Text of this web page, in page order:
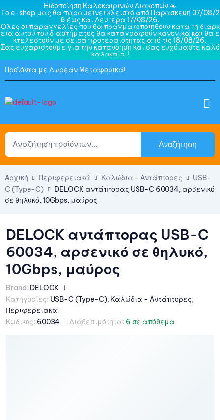
Ειδοποίηση Καλοκαιρινών Διακοπών ☀️
Το e-shop μας θα παραμείνει κλειστό από Παρασκευή 07/08/2
6 έως και Δευτέρα 17/08/26.
Όλες οι παραγγελίες που θα πραγματοποιηθούν κατά τη διάρκ
εια αυτού του διαστήματος θα καταγραφούν κανονικά και θα ε
κτελεστούν με σειρά προτεραιότητας από τις 18/08/26.
Σας ευχαριστούμε για την κατανόηση και σας ευχόμαστε καλό
καλοκαίρι!
Προϊόντα με Δωρεάν Μεταφορικά!
Αναζήτηση
Αρχική Περιφερειακά Καλώδια - Αντάπτορες
USB-
C (Type-C)
DELOCK αντάπτορας USB-C 60034, αρσενικό
σε θηλυκό, 10Gbps, μαύρος
DELOCK αντάπτορας USB-C
60034, αρσενικό σε θηλυκό,
10Gbps, μαύρος
Brand: DELOCK
Κατηγορίες: USB-C (Type-C), Καλώδια - Αντάπτορες,
Περιφερειακά
Κωδικός: 60034 Διαθεσιμότητα: 6 σε απόθεμα